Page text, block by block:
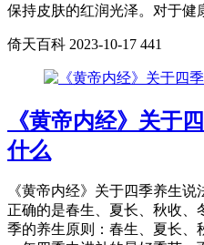
保持皮肤的红润光泽。对于健
倚天百科 2023-10-17 441
《黄帝内经》关于
什么
《黄帝内经》关于四季养生
正确的是春生、夏长、秋收、
季的养生原则：春生、夏长、